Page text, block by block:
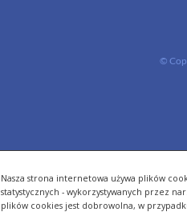
Nasza strona internetowa używa plików
statystycznych - wykorzystywanych przez
plików cookies jest dobrowolna, w
©